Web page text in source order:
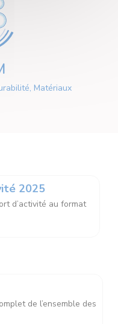
Matériaux
2025
d’activité au format
de l’ensemble des